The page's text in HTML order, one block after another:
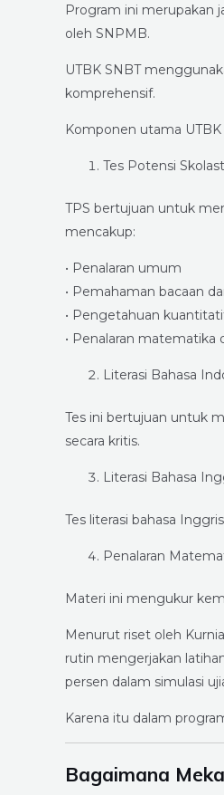
Program ini merupakan
oleh SNPMB.
UTBK SNBT
komprehensif.
Komponen utama
Tes Potensi
TPS bertujuan untuk
mencakup:
• Penalaran umum
• Pemahaman bacaan
• Pengetahuan
• Penalaran matematika
Literasi Bahasa
Tes ini bertujuan untuk
secara kritis.
Literasi Bahasa
Tes literasi bahasa
Penalaran
Materi ini mengukur
Menurut riset oleh
rutin mengerjakan
persen dalam simulasi
Karena itu dalam
Bagaimana